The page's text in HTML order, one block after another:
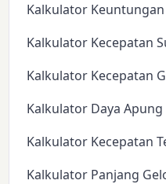
Kalkulator
Kalkulator Kecepatan
Kalkulator Kecepatan
Kalkulator Daya Apung
Kalkulator Kecepatan
Kalkulator Panjang